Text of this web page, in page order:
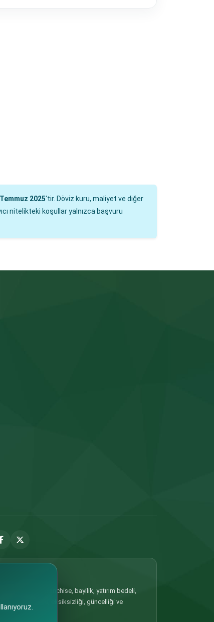
2025'tir. Döviz kuru, maliyet ve diğer
nitelikteki koşullar yalnızca başvuru
yer alan franchise, bayilik, yatırım bedeli,
doğruluğu, eksiksizliği, güncelliği ve